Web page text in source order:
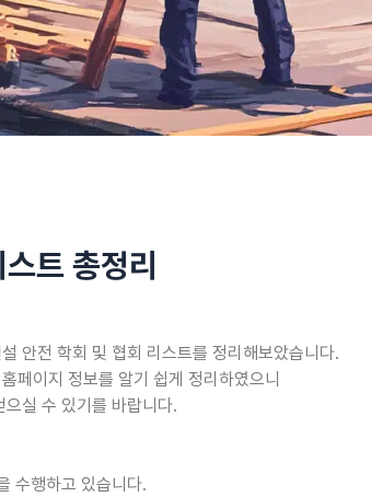
트 총정리
안전 학회 및 협회 리스트를 정리해보았습니다.
페이지 정보를 알기 쉽게 정리하였으니
실 수 있기를 바랍니다.
수행하고 있습니다.